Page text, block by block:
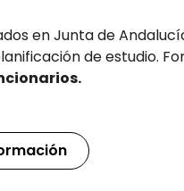
en Junta de
de estudio.